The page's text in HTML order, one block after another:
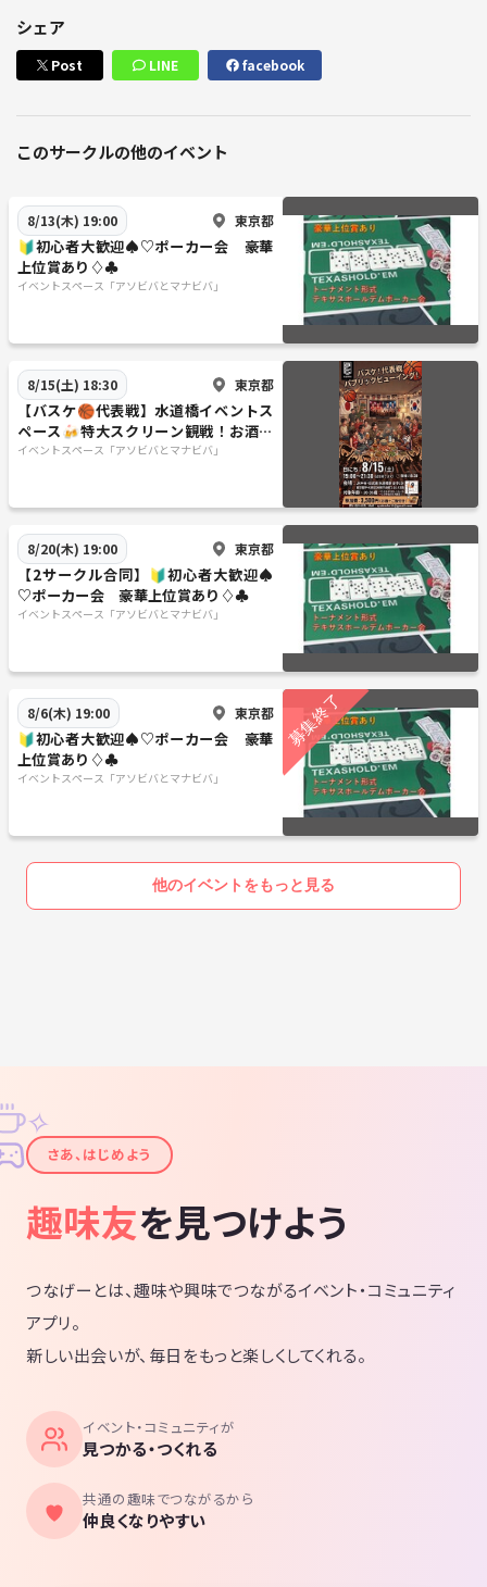
シェア
Post LINE facebook
このサークルの他のイベント
8/13(木) 19:00 東京都
🔰初心者大歓迎♠♡ポーカー会 豪華
上位賞あり♢♣
イベントスペース「アソビバとマナビバ」
8/15(土) 18:30 東京都
【バスケ🏀代表戦】水道橋イベントス
ペース🍻特大スクリーン観戦！お酒片
手に盛り上がろう！
イベントスペース「アソビバとマナビバ」
8/20(木) 19:00 東京都
【2サークル合同】🔰初心者大歓迎♠
♡ポーカー会 豪華上位賞あり♢♣
イベントスペース「アソビバとマナビバ」
8/6(木) 19:00 東京都
🔰初心者大歓迎♠♡ポーカー会 豪華
上位賞あり♢♣
イベントスペース「アソビバとマナビバ」
他のイベントをもっと見る
✦
✧
さあ、はじめよう
趣味友を見つけよう
つなげーとは、趣味や興味でつながるイベント・コミュニティ
アプリ。
新しい出会いが、毎日をもっと楽しくしてくれる。
イベント・コミュニティが
見つかる・つくれる
共通の趣味でつながるから
仲良くなりやすい